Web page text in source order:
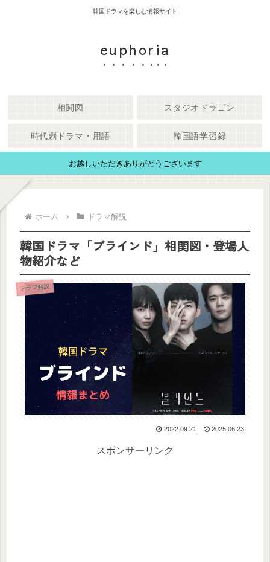
韓国ドラマを楽しむ情報サイト
euphoria
相関図 スタジオドラゴン
時代劇ドラマ・用語 韓国語学習録
お越しいただきありがとうございます
ホーム ドラマ解説
韓国ドラマ「ブラインド」相関図・登場人
物紹介など
ドラマ解説
2022.09.21 2025.06.23
スポンサーリンク